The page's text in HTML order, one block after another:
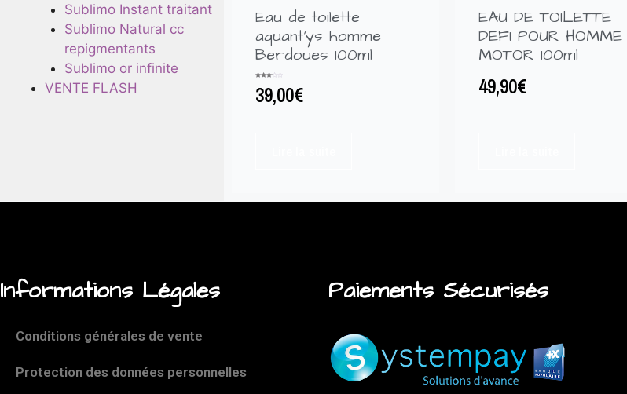
Sublimo Instant traitant
Sublimo Natural cc
repigmentants
Sublimo or infinite
VENTE FLASH
Eau de toilette
aquant’ys homme
Berdoues 100ml
3.00
sur 5
39,00€
EAU DE TOILETTE
DEFI POUR HOMME
MOTOR 100ml
49,90€
Informations Légales
Conditions générales de vente
Protection des données personnelles
Paiements Sécurisés